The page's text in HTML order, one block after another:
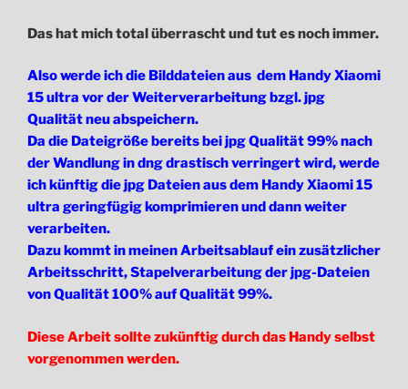
Das hat mich total überrascht und tut es noch immer.
Also werde ich die Bilddateien aus dem Handy Xiaomi
15 ultra vor der Weiterverarbeitung bzgl. jpg
Qualität neu abspeichern.
Da die Dateigröße bereits bei jpg Qualität 99% nach
der Wandlung in dng drastisch verringert wird, werde
ich künftig die jpg Dateien aus dem Handy Xiaomi 15
ultra geringfügig komprimieren und dann weiter
verarbeiten.
Dazu kommt in meinen Arbeitsablauf ein zusätzlicher
Arbeitsschritt, Stapelverarbeitung der jpg-Dateien
von Qualität 100% auf Qualität 99%.
Diese Arbeit sollte zukünftig durch das Handy selbst
vorgenommen werden.